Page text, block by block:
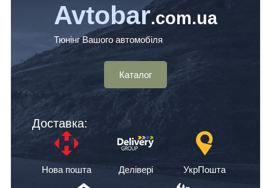
Avtobar.com.ua
Тюнінг Вашого автомобіля
Каталог
Доставка:
Нова пошта Делівері УкрПошта